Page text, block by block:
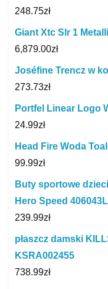
248.75zł
Giant Xtc Slr 1
6,879.00zł
Joséfine Trencz w
273.73zł
Portfel Linear Logo
24.99zł
Head Fire Woda
99.99zł
Buty sportowe
Hero Speed
239.99zł
płaszcz damski
KSRA002455
738.99zł